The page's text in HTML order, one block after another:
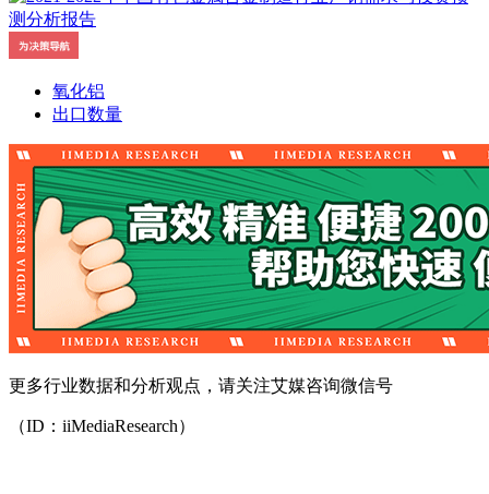
氧化铝
出口数量
更多行业数据和分析观点，请关注艾媒咨询微信号
（ID：iiMediaResearch）